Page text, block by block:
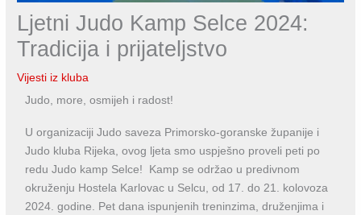
Ljetni Judo Kamp Selce 2024:
Tradicija i prijateljstvo
Vijesti iz kluba
Judo, more, osmijeh i radost!
U organizaciji Judo saveza Primorsko-goranske županije i
Judo kluba Rijeka, ovog ljeta smo uspješno proveli peti po
redu Judo kamp Selce! Kamp se održao u predivnom
okruženju Hostela Karlovac u Selcu, od 17. do 21. kolovoza
2024. godine. Pet dana ispunjenih treninzima, druženjima i